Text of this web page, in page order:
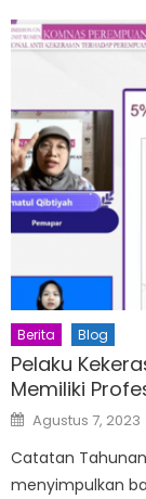
Berita Blog
Pelaku
Memiliki
Posted
on
Agustus 7, 2023
Catatan
menyimpulkan